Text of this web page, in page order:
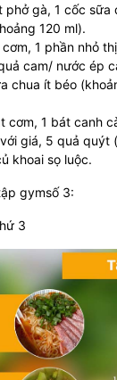
phở gà, 1 cốc sữa
120 ml).
1 phần nhỏ
cam/ nước ép
chua ít béo
cơm, 1 bát canh
giá, 5 quả quýt
khoai sọ luộc.
gymsố 3:
3